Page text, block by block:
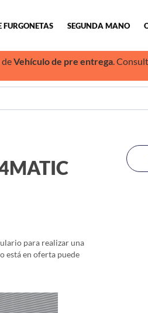
FURGONETAS SEGUNDA MANO
Vehículo de pre entrega.
para realizar una
está en oferta puede